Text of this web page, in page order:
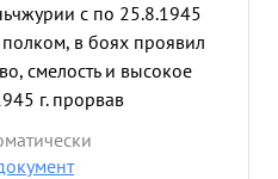
с по 25.8.1945
в боях проявил
смелость и высокое
г. прорвав
противника на границе
обороняющийся